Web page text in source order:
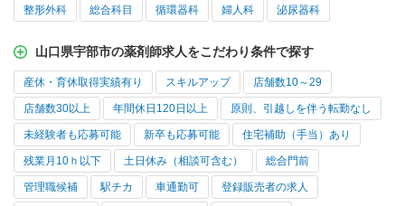
整形外科 総合科目 循環器科 婦人科 泌尿器科
山口県宇部市の薬剤師求人をこだわり条件で探す
産休・育休取得実績有り スキルアップ 店舗数10～29
店舗数30以上 年間休日120日以上 原則、引越しを伴う転勤なし
未経験者も応募可能 新卒も応募可能 住宅補助（手当）あり
残業月10ｈ以下 土日休み（相談可含む） 総合門前
管理職候補 駅チカ 車通勤可 登録販売者の求人